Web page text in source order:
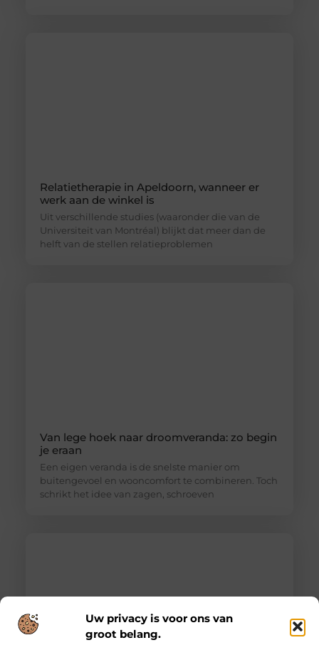
Uw privacy is voor ons van
groot belang.
Relatietherapie in Apeldoorn, wanneer er
werk aan de winkel is
Uit verschillende studies (waaronder die van de
Universiteit van Montréal) blijkt dat meer dan de
helft van de stellen relatieproblemen
Van lege hoek naar droomveranda: zo begin
je eraan
Een eigen veranda is de snelste manier om
buitengevoel en wooncomfort te combineren. Toch
schrikt het idee van zagen, schroeven